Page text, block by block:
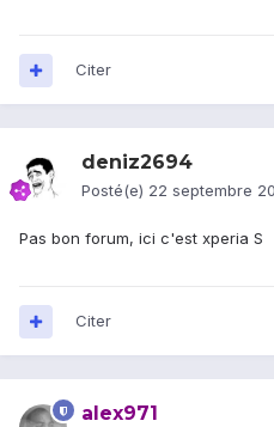
Citer
deniz2694
Posté(e) 22 septembre
Pas bon forum, ici c'est xperia S
Citer
alex971